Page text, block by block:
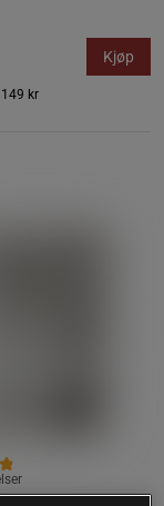
149 kr
Kjøp
300g